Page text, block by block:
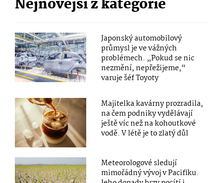
Nejnovější z kategorie
Japonský automobilový
průmysl je ve vážných
problémech. „Pokud se nic
nezmění, nepřežijeme,“
varuje šéf Toyoty
Majitelka kavárny prozradila,
na čem podniky vydělávají
ještě víc než na kohoutkové
vodě. V létě je to zlatý důl
Meteorologové sledují
mimořádný vývoj v Pacifiku.